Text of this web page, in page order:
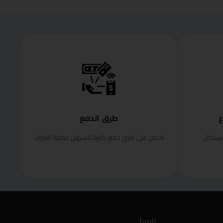
طرق الدفع
احصل على طرق دفع كثيرة لتسهيل عملية الشراء.